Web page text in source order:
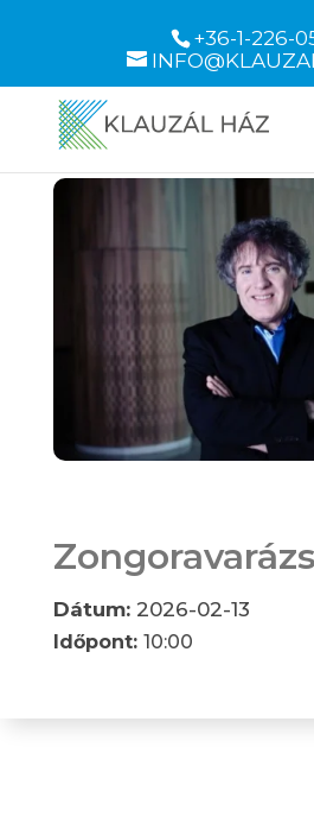
+36-1-226-
Zongoravarázs
Dátum: 2026-02-13
Időpont: 10:00